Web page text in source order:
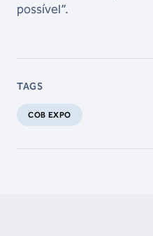
possível”.
TAGS
COB EXPO